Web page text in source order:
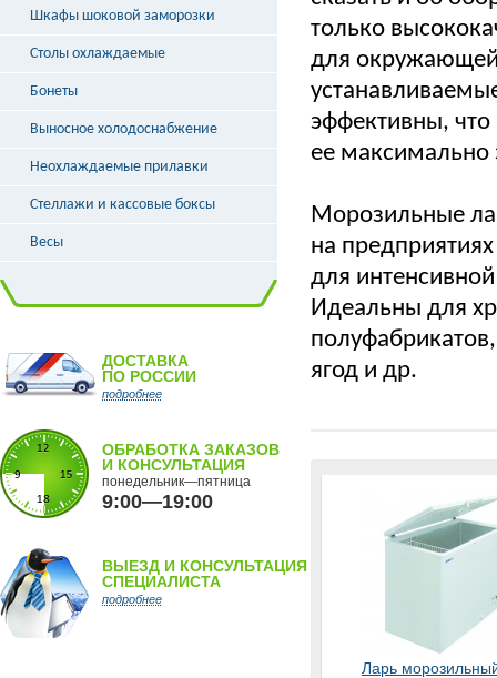
только
для
эффективны,
ее
Морозильные
на
для
Идеальны для
ягод и др.
Ларь
Шкафы шоковой заморозки
Столы охлаждаемые
Бонеты
Выносное холодоснабжение
Неохлаждаемые прилавки
Стеллажи и кассовые боксы
Весы
ДОСТАВКА
ПО РОССИИ
подробнее
ОБРАБОТКА ЗАКАЗОВ
И КОНСУЛЬТАЦИЯ
понедельник—пятница
9:00—19:00
ВЫЕЗД И КОНСУЛЬТАЦИЯ
СПЕЦИАЛИСТА
подробнее